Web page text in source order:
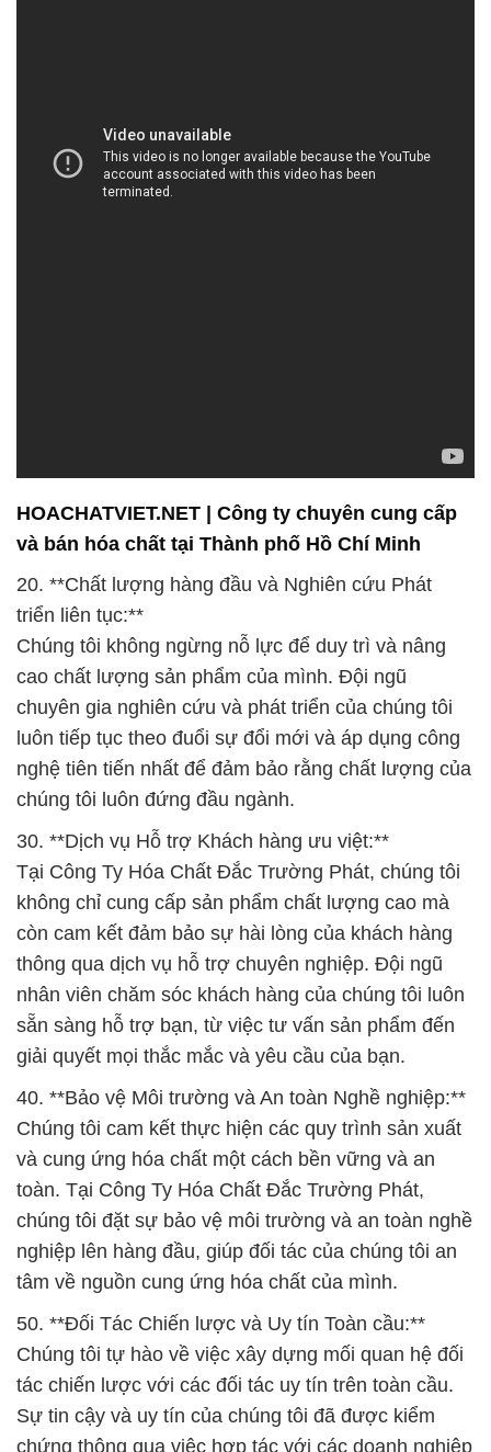
HOACHATVIET.NET | Công ty chuyên cung cấp
và bán hóa chất tại Thành phố Hồ Chí Minh
20. **Chất lượng hàng đầu và Nghiên cứu Phát
triển liên tục:**
Chúng tôi không ngừng nỗ lực để duy trì và nâng
cao chất lượng sản phẩm của mình. Đội ngũ
chuyên gia nghiên cứu và phát triển của chúng tôi
luôn tiếp tục theo đuổi sự đổi mới và áp dụng công
nghệ tiên tiến nhất để đảm bảo rằng chất lượng của
chúng tôi luôn đứng đầu ngành.
30. **Dịch vụ Hỗ trợ Khách hàng ưu việt:**
Tại Công Ty Hóa Chất Đắc Trường Phát, chúng tôi
không chỉ cung cấp sản phẩm chất lượng cao mà
còn cam kết đảm bảo sự hài lòng của khách hàng
thông qua dịch vụ hỗ trợ chuyên nghiệp. Đội ngũ
nhân viên chăm sóc khách hàng của chúng tôi luôn
sẵn sàng hỗ trợ bạn, từ việc tư vấn sản phẩm đến
giải quyết mọi thắc mắc và yêu cầu của bạn.
40. **Bảo vệ Môi trường và An toàn Nghề nghiệp:**
Chúng tôi cam kết thực hiện các quy trình sản xuất
và cung ứng hóa chất một cách bền vững và an
toàn. Tại Công Ty Hóa Chất Đắc Trường Phát,
chúng tôi đặt sự bảo vệ môi trường và an toàn nghề
nghiệp lên hàng đầu, giúp đối tác của chúng tôi an
tâm về nguồn cung ứng hóa chất của mình.
50. **Đối Tác Chiến lược và Uy tín Toàn cầu:**
Chúng tôi tự hào về việc xây dựng mối quan hệ đối
tác chiến lược với các đối tác uy tín trên toàn cầu.
Sự tin cậy và uy tín của chúng tôi đã được kiểm
chứng thông qua việc hợp tác với các doanh nghiệp